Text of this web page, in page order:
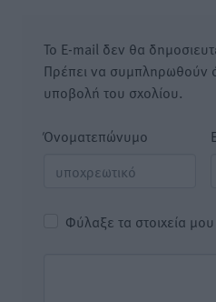
Το E-mail δεν θα
Πρέπει να συμπληρωθούν
υποβολή του σχολίου.
Όνοματεπώνυμο
Φύλαξε τα στοιχεία